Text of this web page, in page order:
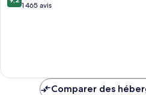
sur 1 465 avis
Comparer des